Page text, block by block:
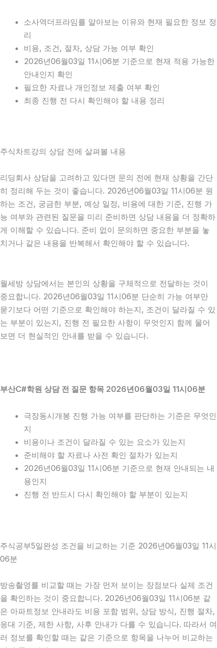
소사역더프라임를 알아보는 이유와 현재 필요한 정보 정
리
비용, 조건, 절차, 상담 가능 여부 확인
2026년06월03일 11시06분 기준으로 현재 적용 가능한
안내인지 확인
필요한 자료나 개인정보 제출 여부 확인
최종 진행 전 다시 확인해야 할 내용 정리
주식차트강의 상담 전에 살펴볼 내용
리딩회사 상담을 고려하고 있다면 문의 전에 현재 상황을 간단
히 정리해 두는 것이 좋습니다. 2026년06월03일 11시06분 원
하는 조건, 궁금한 부분, 예상 일정, 비용에 대한 기준, 진행 가
능 여부와 관련된 질문을 미리 준비하면 상담 내용을 더 정확하
게 이해할 수 있습니다. 준비 없이 문의하면 중요한 부분을 놓
치거나 같은 내용을 반복해서 확인해야 할 수 있습니다.
월세방 상담에서는 본인의 상황을 구체적으로 전달하는 것이
중요합니다. 2026년06월03일 11시06분 단순히 가능 여부만
묻기보다 어떤 기준으로 확인해야 하는지, 조건이 달라질 수 있
는 부분이 있는지, 진행 전 필요한 사항이 무엇인지 함께 물어
보면 더 현실적인 안내를 받을 수 있습니다.
부산C#학원 상담 전 질문 항목 2026년06월03일 11시06분
극장동시개봉 진행 가능 여부를 판단하는 기준은 무엇인
지
비용이나 조건이 달라질 수 있는 요소가 있는지
준비해야 할 자료나 사전 확인 절차가 있는지
2026년06월03일 11시06분 기준으로 현재 안내되는 내
용인지
진행 전 반드시 다시 확인해야 할 부분이 있는지
주식공부5일완성 조건을 비교하는 기준 2026년06월03일 11시
06분
방송촬영를 비교할 때는 가장 먼저 보이는 장점보다 실제 조건
을 확인하는 것이 중요합니다. 2026년06월03일 11시06분 같
은 아파트정보 안내라도 비용 포함 범위, 상담 방식, 진행 절차,
응대 기준, 제한 사항, 사후 안내가 다를 수 있습니다. 따라서 여
러 정보를 확인할 때는 같은 기준으로 항목을 나누어 비교하는